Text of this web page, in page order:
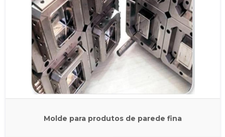
Molde para produtos de parede fina